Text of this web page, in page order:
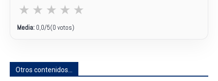
★ ★ ★ ★ ★
Media: 0,0/5(0 votos)
Otros contenidos...